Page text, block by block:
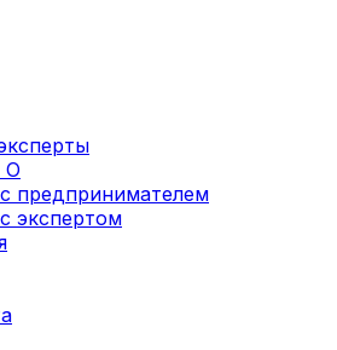
О
предпринимателем
экспертом